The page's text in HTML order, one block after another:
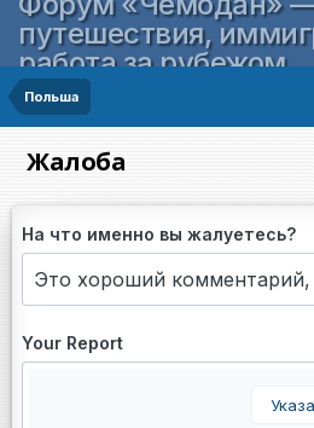
путешествия,
работа за рубежом
Польша
Жалоба
На что именно вы жалуетесь?
Your Report